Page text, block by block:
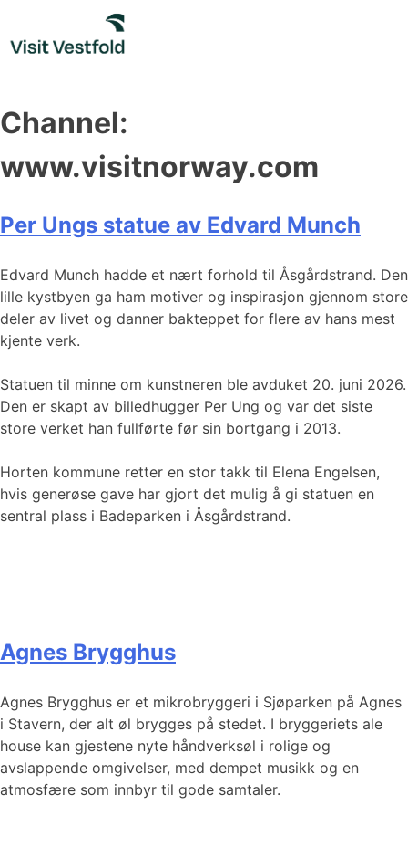
content
Channel:
www.visitnorway.com
Per Ungs statue av Edvard Munch
Edvard Munch hadde et nært forhold til Åsgårdstrand. Den
lille kystbyen ga ham motiver og inspirasjon gjennom store
deler av livet og danner bakteppet for flere av hans mest
kjente verk.
Statuen til minne om kunstneren ble avduket 20. juni 2026.
Den er skapt av billedhugger Per Ung og var det siste
store verket han fullførte før sin bortgang i 2013.
Horten kommune retter en stor takk til Elena Engelsen,
hvis generøse gave har gjort det mulig å gi statuen en
sentral plass i Badeparken i Åsgårdstrand.
Agnes Brygghus
Agnes Brygghus er et mikrobryggeri i Sjøparken på Agnes
i Stavern, der alt øl brygges på stedet. I bryggeriets ale
house kan gjestene nyte håndverksøl i rolige og
avslappende omgivelser, med dempet musikk og en
atmosfære som innbyr til gode samtaler.